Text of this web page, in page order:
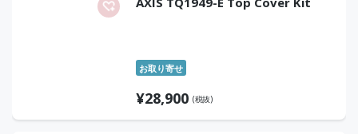
お取り寄せ
¥28,900 (税抜)